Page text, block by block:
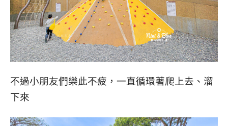
不過小朋友們樂此不疲，一直循環著爬上去、溜
下來